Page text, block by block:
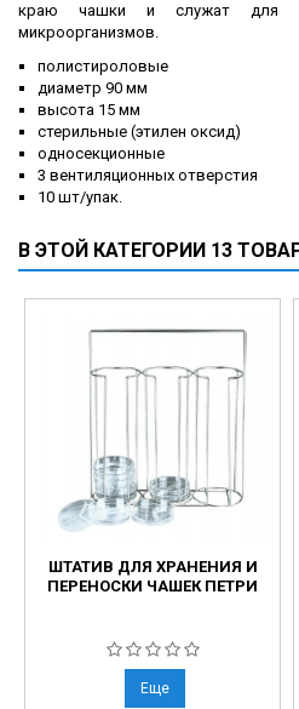
краю чашки и служат для
микроорганизмов.
полистироловые
диаметр 90 мм
высота 15 мм
стерильные (этилен оксид)
односекционные
3 вентиляционных отверстия
10 шт/упак.
В ЭТОЙ КАТЕГОРИИ 13
ШТАТИВ ДЛЯ ХРАНЕНИЯ И
ПЕРЕНОСКИ ЧАШЕК ПЕТРИ
Еще